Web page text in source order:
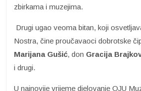
zbirkama i muzejima.
Drugi ugao veoma bitan, koji
Nostra, čine proučavaoci dobrotske
Marijana Gušić, don Gracija
i drugi.
U najnovije vrijeme djelovanje OJU